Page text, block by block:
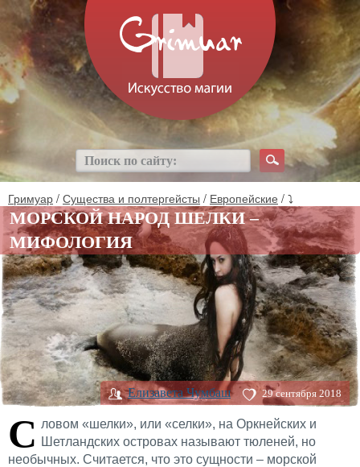
Гримуар / Существа и полтергейсты / Европейские / ⤵
МОРСКОЙ НАРОД ШЕЛКИ –
МИФОЛОГИЯ
Елизавета Чумбаш 29 сентября 2018
С ловом «шелки», или «селки», на Оркнейских и
Шетландских островах называют тюленей, но
необычных. Считается, что это сущности – морской